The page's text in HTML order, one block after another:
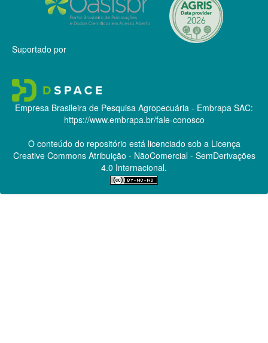
Suportado por
Empresa Brasileira de Pesquisa Agropecuária - Embrapa SAC:
https://www.embrapa.br/fale-conosco
O conteúdo do repositório está licenciado sob a Licença
Creative CommonsAtribuição - NãoComercial - SemDerivações
4.0 Internacional.